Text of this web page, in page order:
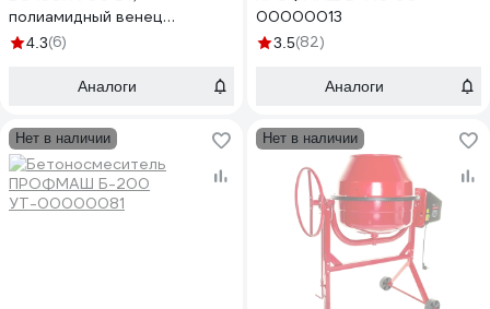
полиамидный венец
I1061231000161
4.3(6)
Аналоги
00000013
3.5(82)
Аналоги
Нет в наличии Нет в наличии